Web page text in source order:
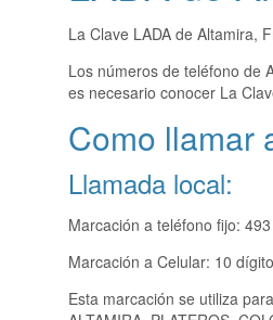
La Clave LADA de Altamira,
Los números de teléfono de
es necesario conocer La
Como llamar
Llamada local:
Marcación a teléfono fijo:
Marcación a Celular: 10
Esta marcación se utiliza